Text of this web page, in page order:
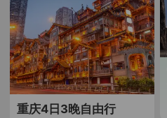
重庆4日3晚自由行